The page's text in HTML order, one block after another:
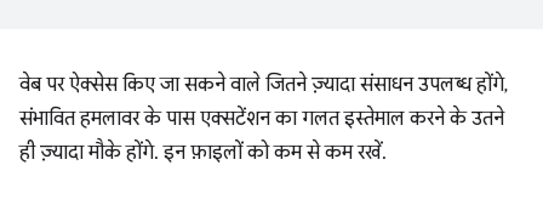
वेब पर ऐक्सेस किए जा सकने वाले जितने ज़्यादा संसाधन उपलब्ध होंगे,
संभावित हमलावर के पास एक्सटेंशन का गलत इस्तेमाल करने के उतने
ही ज़्यादा मौके होंगे. इन फ़ाइलों को कम से कम रखें.